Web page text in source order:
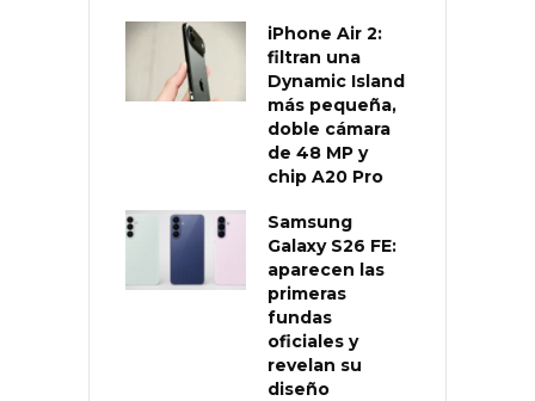
iPhone Air 2:
filtran una
Dynamic Island
más pequeña,
doble cámara
de 48 MP y
chip A20 Pro
Samsung
Galaxy S26 FE:
aparecen las
primeras
fundas
oficiales y
revelan su
diseño